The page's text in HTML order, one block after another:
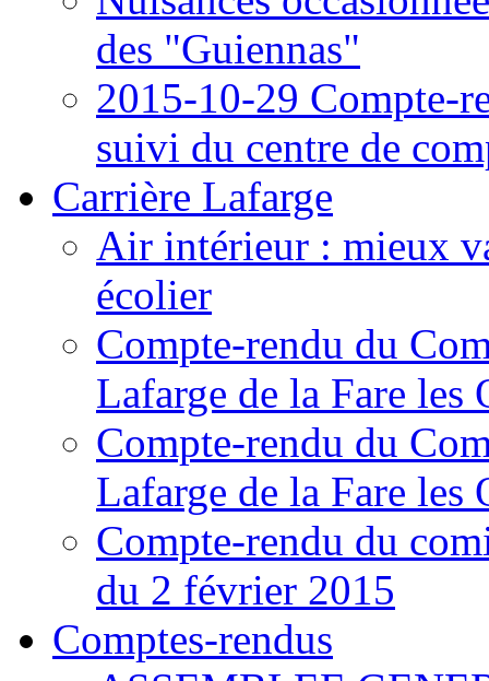
des "Guiennas"
2015-10-29 Compte-
suivi du centre de
Carrière Lafarge
Air intérieur : mieux
écolier
Compte-rendu du
Lafarge de la Fare les
Compte-rendu du
Lafarge de la Fare
Compte-rendu du
du 2 février 2015
Comptes-rendus